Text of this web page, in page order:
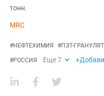
тонн.
MRC
#НЕФТЕХИМИЯ #ПЭТ-ГРАНУЛЯТ
#РОССИЯ Еще7